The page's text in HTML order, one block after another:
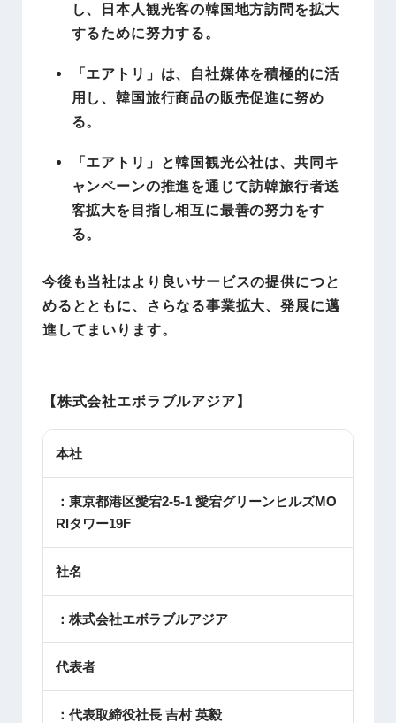
し、日本人観光客の韓国地方訪問を拡大
するために努力する。
「エアトリ」は、自社媒体を積極的に活
用し、韓国旅行商品の販売促進に努め
る。
「エアトリ」と韓国観光公社は、共同キ
ャンペーンの推進を通じて訪韓旅行者送
客拡大を目指し相互に最善の努力をす
る。
今後も当社はより良いサービスの提供につと
めるとともに、さらなる事業拡大、発展に邁
進してまいります。
【株式会社エボラブルアジア】
本社
：東京都港区愛宕2-5-1 愛宕グリーンヒルズMO
RIタワー19F
社名
：株式会社エボラブルアジア
代表者
：代表取締役社長 吉村 英毅